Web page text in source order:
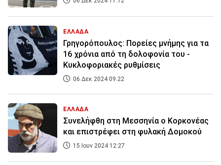
ΕΛΛΑΔΑ
Γρηγορόπουλος: Πορείες μνήμης για τα
16 χρόνια από τη δολοφονία του -
Κυκλοφοριακές ρυθμίσεις
06 Δεκ 2024 09:22
ΕΛΛΑΔΑ
Συνελήφθη στη Μεσσηνία ο Κορκονέας
και επιστρέφει στη φυλακή Δομοκού
15 Ιουν 2024 12:27